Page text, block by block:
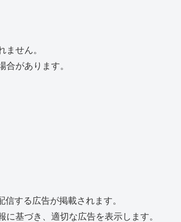
せん。
があります。
する広告が掲載されます。
基づき、適切な広告を表示します。